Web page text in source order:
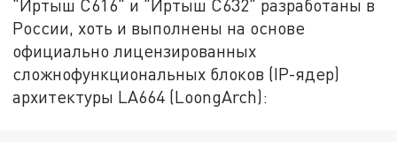
"Иртыш С616" и "Иртыш С632" разработаны в
России, хоть и выполнены на основе
официально лицензированных
сложнофункциональных блоков (IP-ядер)
архитектуры LA664 (LoongArch):